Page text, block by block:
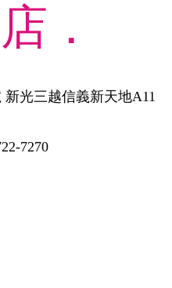
．
光三越信義新天地A11
7270